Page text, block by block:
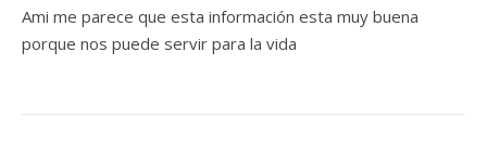
Ami me parece que esta información esta muy buena
porque nos puede servir para la vida